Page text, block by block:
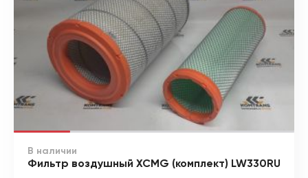
В наличии
Фильтр воздушный XCMG (комплект) LW330RU